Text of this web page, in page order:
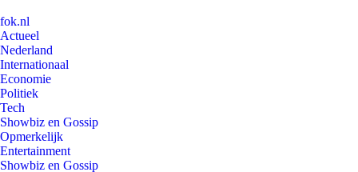
fok.nl
Actueel
Nederland
Internationaal
Economie
Politiek
Tech
Showbiz en Gossip
Opmerkelijk
Entertainment
Showbiz en Gossip